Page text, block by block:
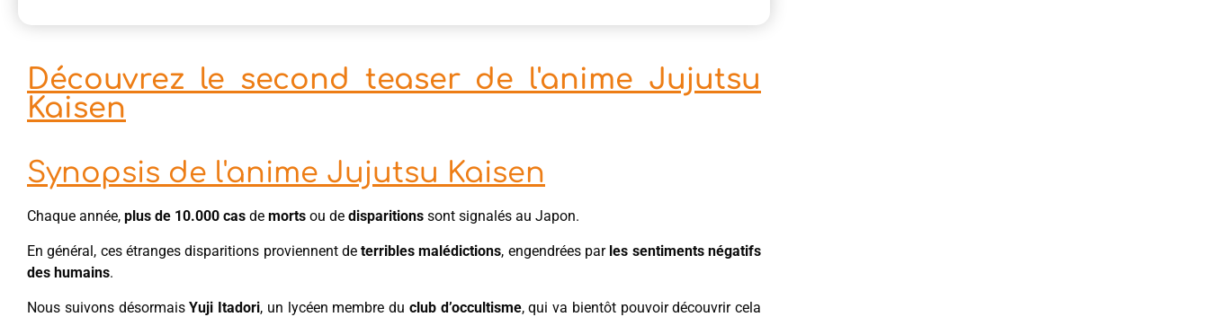
Découvrez le second teaser de l'anime Jujutsu
Kaisen
Synopsis de l'anime Jujutsu Kaisen
Chaque année, plus de 10.000 cas de morts ou de disparitions sont signalés au Japon.
En général, ces étranges disparitions proviennent deterribles malédictions, engendrées par les sentiments négatifs
des humains.
Nous suivons désormaisYuji Itadori, un lycéen membre du club d’occultisme, qui va bientôt pouvoir découvrir cela